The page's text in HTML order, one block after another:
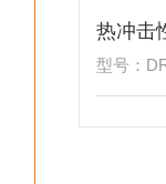
热冲击
型号：